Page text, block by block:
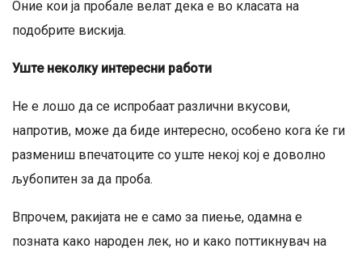
Оние кои ја пробале велат дека е во класата на
подобрите вискија.
Уште неколку интересни работи
Не е лошо да се испробаат различни вкусови,
напротив, може да биде интересно, особено кога ќе ги
размениш впечатоците со уште некој кој е доволно
љубопитен за да проба.
Впрочем, ракијата не е само за пиење, одамна е
позната како народен лек, но и како поттикнувач на